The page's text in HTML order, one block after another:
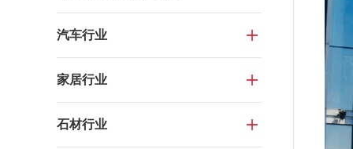
汽车行业
家居行业
石材行业